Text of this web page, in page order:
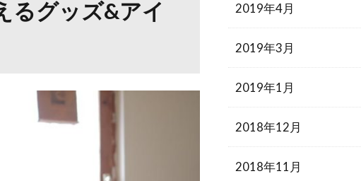
るグッズ&アイ
2019年4月
2019年3月
2019年1月
2018年12月
2018年11月